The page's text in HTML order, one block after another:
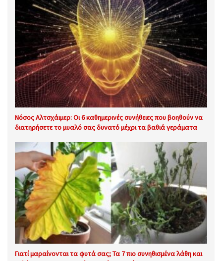
Νόσος Αλτσχάιμερ: Οι 6 καθημερινές συνήθειες που βοηθούν να
διατηρήσετε το μυαλό σας δυνατό μέχρι τα βαθιά γεράματα
Γιατί μαραίνονται τα φυτά σας; Τα 7 πιο συνηθισμένα λάθη και